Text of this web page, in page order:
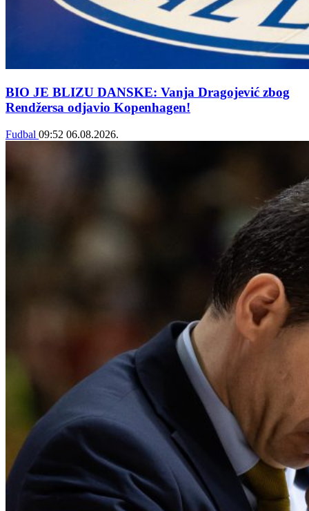
BIO JE BLIZU DANSKE: Vanja Dragojević zbog
Rendžersa odjavio Kopenhagen!
Fudbal 09:52 06.08.2026.